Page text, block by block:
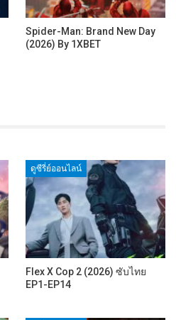
Spider-Man: Brand New Day
(2026) By 1XBET
ดูซีรี่ย์ออนไลน์
Flex X Cop 2 (2026) ซับไทย
EP1-EP14